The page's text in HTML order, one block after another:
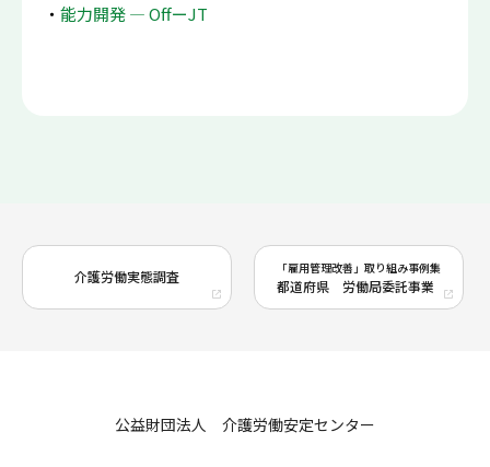
能力開発 ― OffーJT
介護労働実態調査 「雇用管理改善」取り組み事例集
都道府県 労働局委託事業
公益財団法人 介護労働安定センター